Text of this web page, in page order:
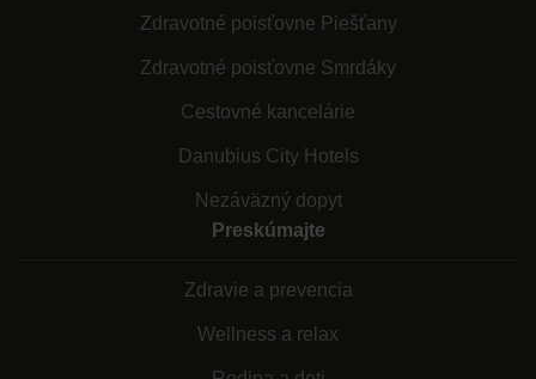
Zdravotné poisťovne Piešťany
Zdravotné poisťovne Smrdáky
Cestovné kancelárie
Danubius City Hotels
Nezáväzný dopyt
Preskúmajte
Zdravie a prevencia
Wellness a relax